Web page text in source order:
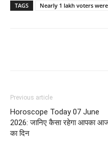
TAGS Nearly 1 lakh voters
Previous article
Horoscope Today 07 June
2026: जानिए कैसा रहेगा आपका
का दिन